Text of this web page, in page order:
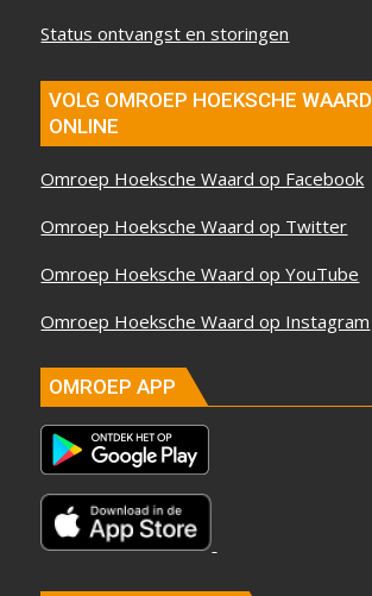
Status ontvangst en storingen
VOLG OMROEP HOEKSCHE WAARD
ONLINE
Omroep Hoeksche Waard op Facebook
Omroep Hoeksche Waard op Twitter
Omroep Hoeksche Waard op YouTube
Omroep Hoeksche Waard op Instagram
OMROEP APP